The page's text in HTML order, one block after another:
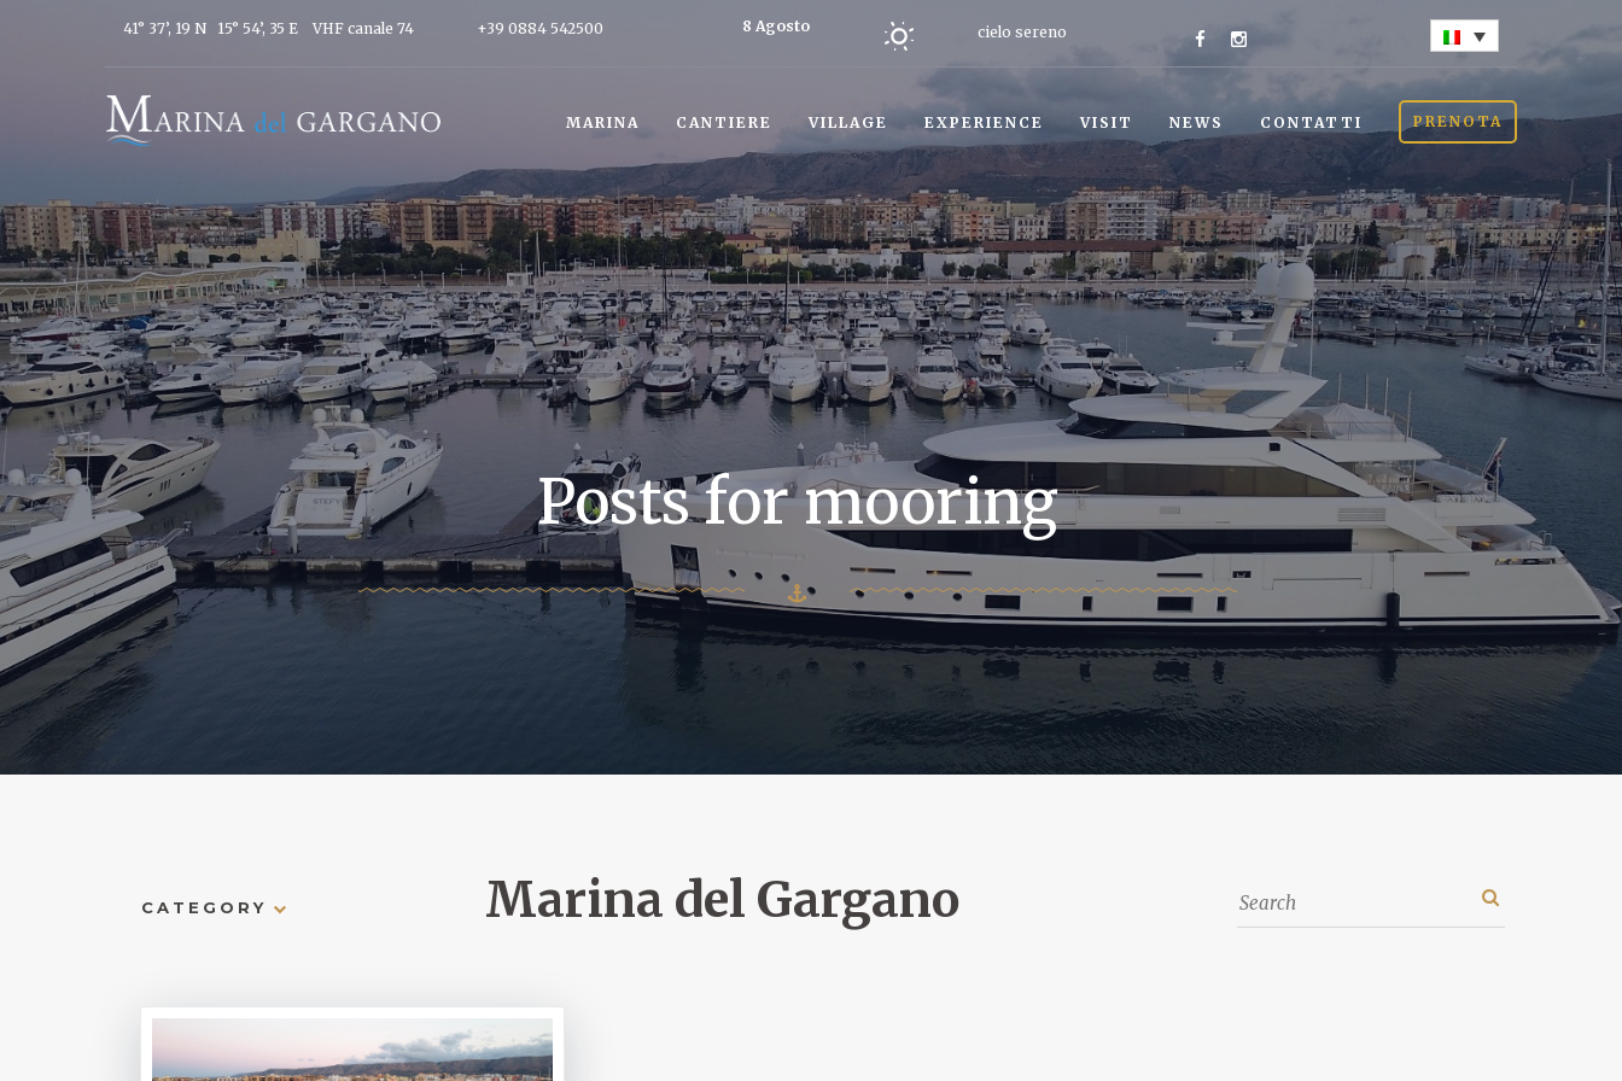
41° 37’, 19 N 15° 54’, 35 E VHF canale 74 +39 0884 542500
8 Agosto
cielo sereno
MARINA CANTIERE VILLAGE EXPERIENCE VISIT NEWS CONTATTI PRENOTA
Posts for mooring
CATEGORY Marina del Gargano